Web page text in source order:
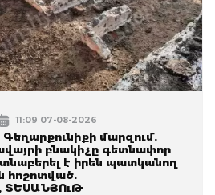
11:09 07-08-2026
մարզում.
բնակիչը գետնափոր
է իրեն պատկանող
հոշոտված.